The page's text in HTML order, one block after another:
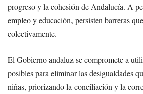
progreso y la cohesión de Andalucía. A
empleo y educación, persisten barreras
colectivamente.
El Gobierno andaluz se compromete a
posibles para eliminar las desigualdades
niñas, priorizando la conciliación y la